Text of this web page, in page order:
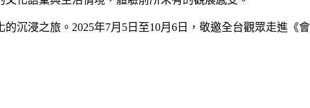
沉浸之旅。2025年7月5日至10月6日，敬邀全台觀眾走進《